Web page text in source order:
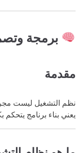
برمجة
مقدمة
نظم التشغيل ليست
يعني بناء برنامج